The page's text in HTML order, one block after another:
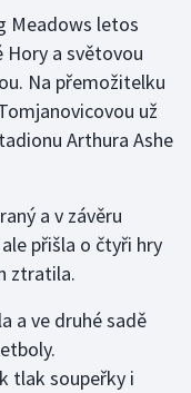
Meadows letos
Hory a světovou
Na přemožitelku
už
Arthura Ashe
a v závěru
přišla o čtyři hry
ztratila.
a ve druhé sadě
tlak soupeřky i